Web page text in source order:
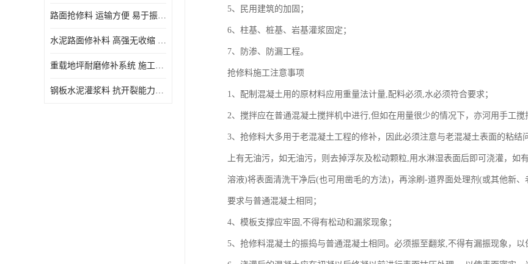
路面抢修料 运输方便 易于振捣密实
水泥路面修补料 高强无收缩 施工和易性好 强度高 韧性好
重载地坪耐磨修补系统 施工期短 易于振捣密实
钢板水泥灌浆料 抗开裂能力强 施工和易性好
5、民用建筑的加固；
6、柱基、桩基、岩基灌浆固定；
7、防渗、防漏工程。
抢修料施工注意事项
1、配制混凝土用的原材料应用重量法计量,配料必须,水必须符合要求；
2、搅拌应在普通混凝土搅拌机中进行,但如在用量很少的情况下，亦河用手工搅
3、抢修料大多用于老混凝土工程的修补，因此必须注意与老混凝土表面的粘
上有无油污，如无油污，则去掉浮灰及松动颗粒,用水淋湿表面后即可浇灌，
溶液)将表面清洗干净后(也可用凿毛的方法)，再涂刷-道界面处理剂(或其他新
要求与普通混凝土相同；
4、模板支撑应牢固,不得有松动和漏浆现象；
5、抢修料混凝土的振捣与普通混凝土相同。必须振至翻浆,不得有漏振现象，以